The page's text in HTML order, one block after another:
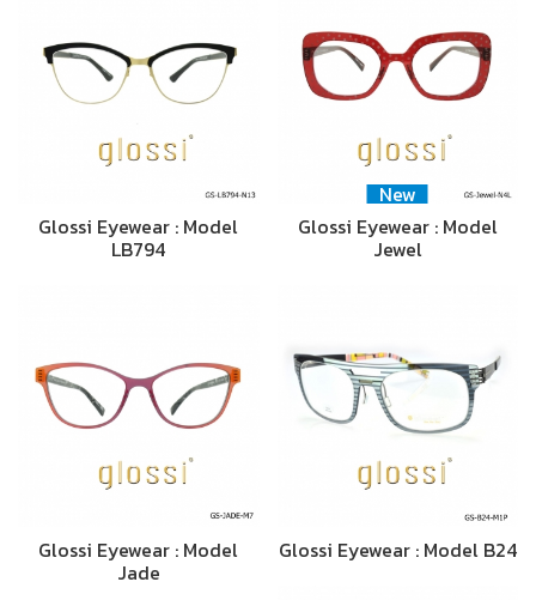
Glossi Eyewear : Model
LB794
New
Glossi Eyewear : Model
Jewel
Glossi Eyewear : Model
Jade
Glossi Eyewear : Model B24